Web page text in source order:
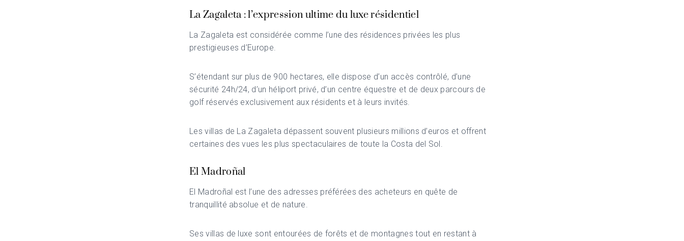
La Zagaleta : l’expression ultime du luxe résidentiel
La Zagaleta est considérée comme l’une des résidences privées les plus
prestigieuses d’Europe.
S’étendant sur plus de 900 hectares, elle dispose d’un accès contrôlé, d’une
sécurité 24h/24, d’un héliport privé, d’un centre équestre et de deux parcours de
golf réservés exclusivement aux résidents et à leurs invités.
Les villas de La Zagaleta dépassent souvent plusieurs millions d’euros et offrent
certaines des vues les plus spectaculaires de toute la Costa del Sol.
El Madroñal
El Madroñal est l’une des adresses préférées des acheteurs en quête de
tranquillité absolue et de nature.
Ses villas de luxe sont entourées de forêts et de montagnes tout en restant à